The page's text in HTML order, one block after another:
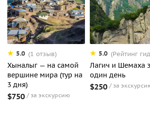
5.0 (1 отзыв)
Хыналыг — на самой
вершине мира (тур на
3 дня)
$750 за экскурсию
5.0 (Рейтинг
Лагич и Шемаха
один день
$250 за